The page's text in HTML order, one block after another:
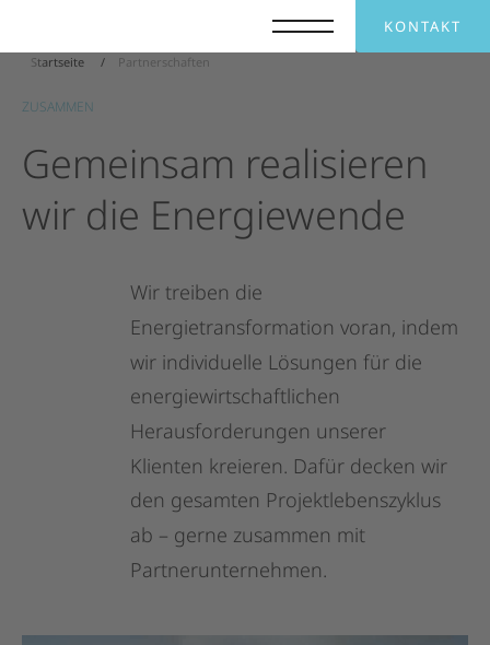
KONTAKT
Startseite Partnerschaften
ZUSAMMEN
Gemeinsam realisieren
wir die Energiewende
Wir treiben die
Energietransformation voran, indem
wir individuelle Lösungen für die
energiewirtschaftlichen
Herausforderungen unserer
Klienten kreieren. Dafür decken wir
den gesamten Projektlebenszyklus
ab – gerne zusammen mit
Partnerunternehmen.